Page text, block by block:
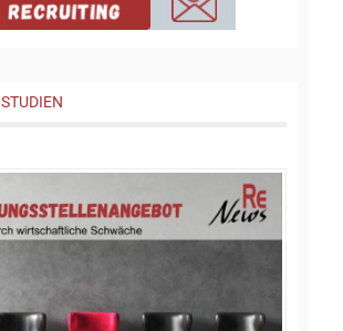
STUDIEN